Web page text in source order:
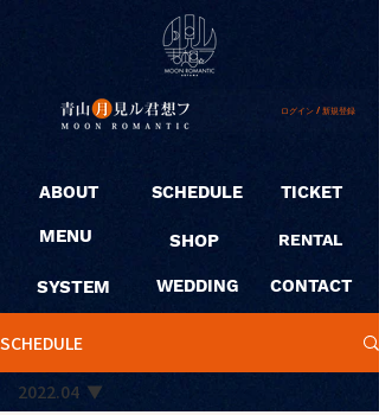
ログイン / 新規登録
ABOUT
MENU
SYSTEM
SCHEDULE
SHOP
WEDDING
TICKET
RENTAL
CONTACT
SCHEDULE
2022.04